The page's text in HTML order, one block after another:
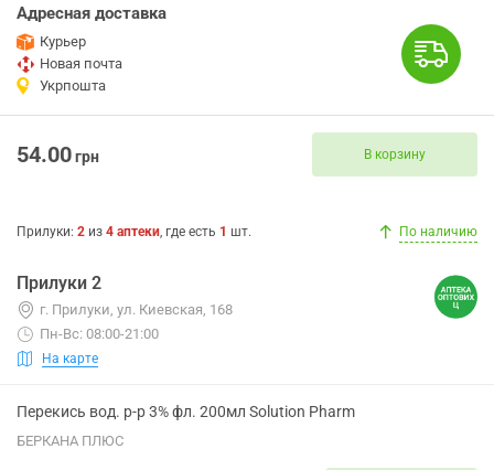
Адресная доставка
Курьер
Новая почта
Укрпошта
54.00грн В корзину
Прилуки: 2 из 4 аптеки, где есть 1 шт. По наличию
Прилуки 2
г. Прилуки, ул. Киевская, 168
Пн-Вс: 08:00-21:00
На карте
Перекись вод. р-р 3% фл. 200мл Solution Pharm
БЕРКАНА ПЛЮС